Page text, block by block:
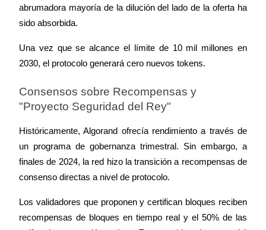
abrumadora mayoría de la dilución del lado de la oferta ha
sido absorbida.
Una vez que se alcance el límite de 10 mil millones en
2030, el protocolo generará cero nuevos tokens.
Consensos sobre Recompensas y
"Proyecto Seguridad del Rey"
Históricamente, Algorand ofrecía rendimiento a través de
un programa de gobernanza trimestral. Sin embargo, a
finales de 2024, la red hizo la transición a recompensas de
consenso directas a nivel de protocolo.
Los validadores que proponen y certifican bloques reciben
recompensas de bloques en tiempo real y el 50% de las